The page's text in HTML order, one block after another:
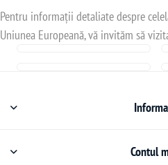
Pentru informații detaliate despre
Uniunea Europeană, vă invităm să
Contul